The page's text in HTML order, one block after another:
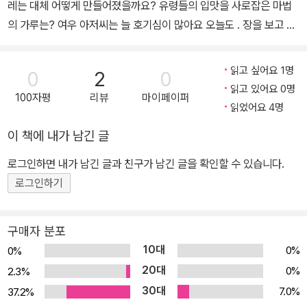
레는 대체 어떻게 만들어졌을까요? 유령들의 입맛을 사로잡은 마법
의 가루는? 여우 아저씨는 늘 호기심이 많아요 오늘도 . 장을 보고 집
었어요. 유령들은 춤추고 노래하며 커다란 냄비에 수프를 끓이고 있
었어요. 유령들이 노래에 맞춰 채소들을 냄비에 넣는 모습은 꽤나 재
미있어 보였지요. 여우 아저씨는 정체를 숨기고 유령 무리 속으로 들
부르자, 이내 매운 양파 향이 사방에 퍼졌어요. 결국 유령들은 난리법
석이 났고, 여우 아저씨의 정체도 발각되고 말았지요! 유령들은 여우
아저씨를 수프에 넣겠다고 소동을 부렸어요. 위기에 처하자 여우 아
저씨는 마법의 가루를 꺼내 들었답니다. 채소 수프를 아주 맛있게 만
히 벗어날 수 있을까요? 무슨 무슨 채소일까요? 유령들의 노래에 귀
기울여 보세요! 당근, 브로콜리, 양파, 호박…… 우리 아이들이 싫어하
는 채소들이 모두 모였습니다. 하지만 유령들의 노래에 등장하는 채
소들은 어느덧 맛있는 카레가 되어 아이들의 입맛을 자극합니다. 유
0
100자평
2
리뷰
0
마이페이퍼
읽고 싶어요 1명
읽고 있어요 0명
읽었어요 4명
이 책에 내가 남긴 글
로그인하면 내가 남긴 글과 친구가 남긴 글을 확인할 수 있습니다.
로그인하기
구매자 분포
0% 10대
0%
2.3%
20대
0%
37.2%
30대
7.0%